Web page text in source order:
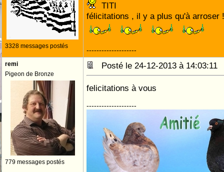
3328 messages postés
TITI
félicitations , il y a plus qu'à arroser !
--------------------
remi
Pigeon de Bronze
779 messages postés
Posté le 24-12-2013 à
felicitations à vous
--------------------